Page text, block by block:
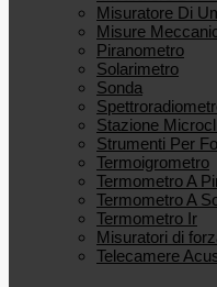
Misuratore Di
Misure
Piranometro
Solarimetro
Sonda
Stazione
Strumenti Per
Termoigrometro
Termometro A
Termometro A
Termometro Ir
Misuratori di
Telecamere